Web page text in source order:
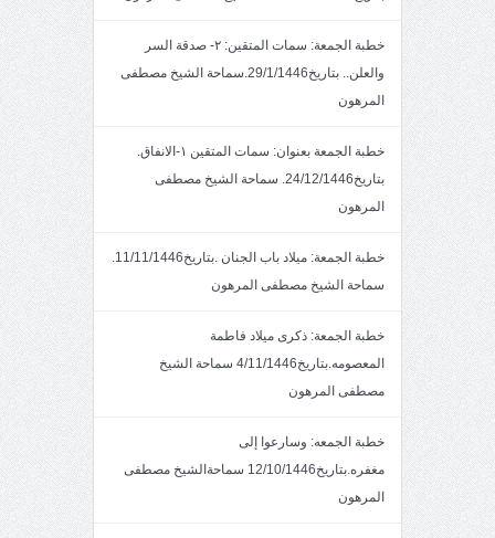
خطبة الجمعة: سمات المتقين: ٢- صدقة السر
والعلن.. بتاريخ29/1/1446.سماحة الشيخ مصطفى
المرهون
خطبة الجمعة بعنوان: سمات المتقين ١-الانفاق.
بتاريخ24/12/1446. سماحة الشيخ مصطفى
المرهون
خطبة الجمعة: ميلاد باب الجنان .بتاريخ11/11/1446.
سماحة الشيخ مصطفى المرهون
خطبة الجمعة: ذكرى ميلاد فاطمة
المعصومه.بتاريخ4/11/1446 سماحة الشيخ
مصطفى المرهون
خطبة الجمعه: وسارعوا إلى
مغفره.بتاريخ12/10/1446 سماحةالشيخ مصطفى
المرهون